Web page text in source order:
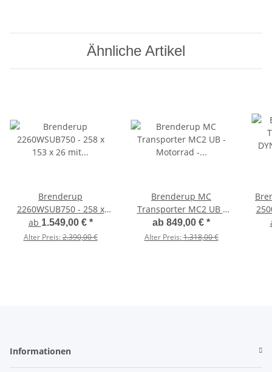
Ähnliche Artikel
Brenderup
2260WSUB750 - 258 x
153 x 26 mit
Ankippfunktion,
ab 1.549,00 € *
Alter Preis:2.390,00 €
Brenderup MC
Transporter MC2 UB -
Motorrad - Anhänger -
750 kg - 2
ab 849,00 € *
Alter Preis:1.318,00 €
Informationen